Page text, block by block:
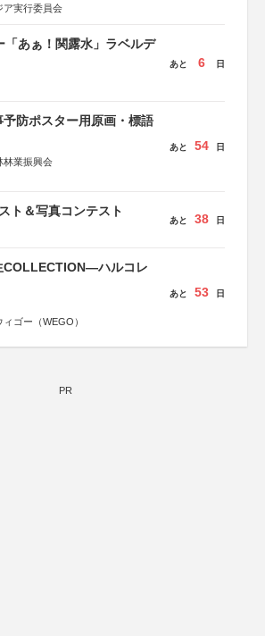
ア実行委員会
「あぁ！関露水」ラベルデ
あと 6 日
防ポスター用原画・標語
林業振興会
あと 54 日
ト＆写真コンテスト
あと 38 日
COLLECTION―ハルコレ
ゴー（WEGO）
あと 53 日
PR